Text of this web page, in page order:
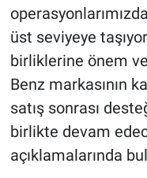
üst seviyeye
birliklerine önem
Benz markasının
satış sonrası
birlikte devam
açıklamalarında